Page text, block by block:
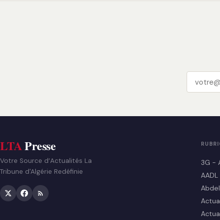
LTAPresse
Votre Source d’Actualités La
Tribune d'Algérie Redéfinie
3G -
AADL